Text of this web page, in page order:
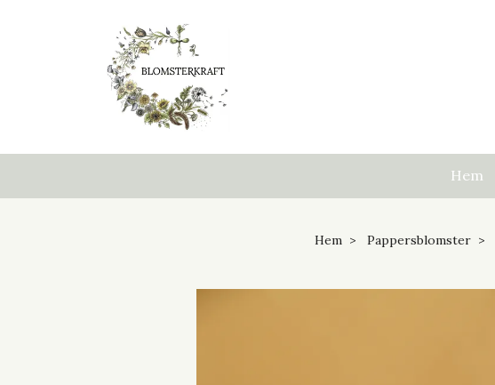
Hem
Hem Pappersblomster